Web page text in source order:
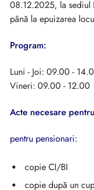
08.12.2025, la sediul
până la epuizarea
Program:
Luni - Joi: 09.00 -
Vineri: 09.00 - 12.00
Acte necesare
pentru pensionari:
copie CI/BI
copie după un